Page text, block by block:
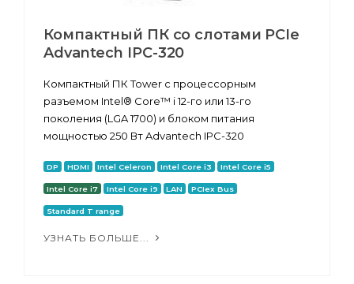
Компактный ПК со слотами PCIe
Advantech IPC-320
Компактный ПК Tower с процессорным
разъемом Intel® Core™ i 12-го или 13-го
поколения (LGA 1700) и блоком питания
мощностью 250 Вт Advantech IPC-320
DP HDMI Intel Celeron Intel Core i3 Intel Core i5
Intel Core i7 Intel Core i9 LAN PCIex Bus
Standard T range
УЗНАТЬ БОЛЬШЕ...